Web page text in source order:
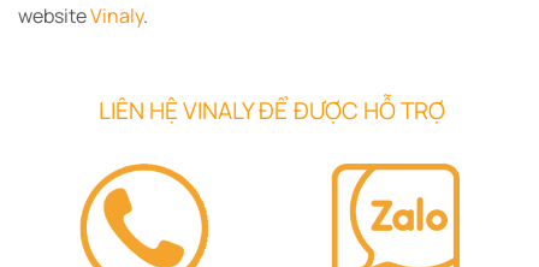
websiteVinaly.
LIÊN HỆ VINALY ĐỂ ĐƯỢC HỖ TRỢ